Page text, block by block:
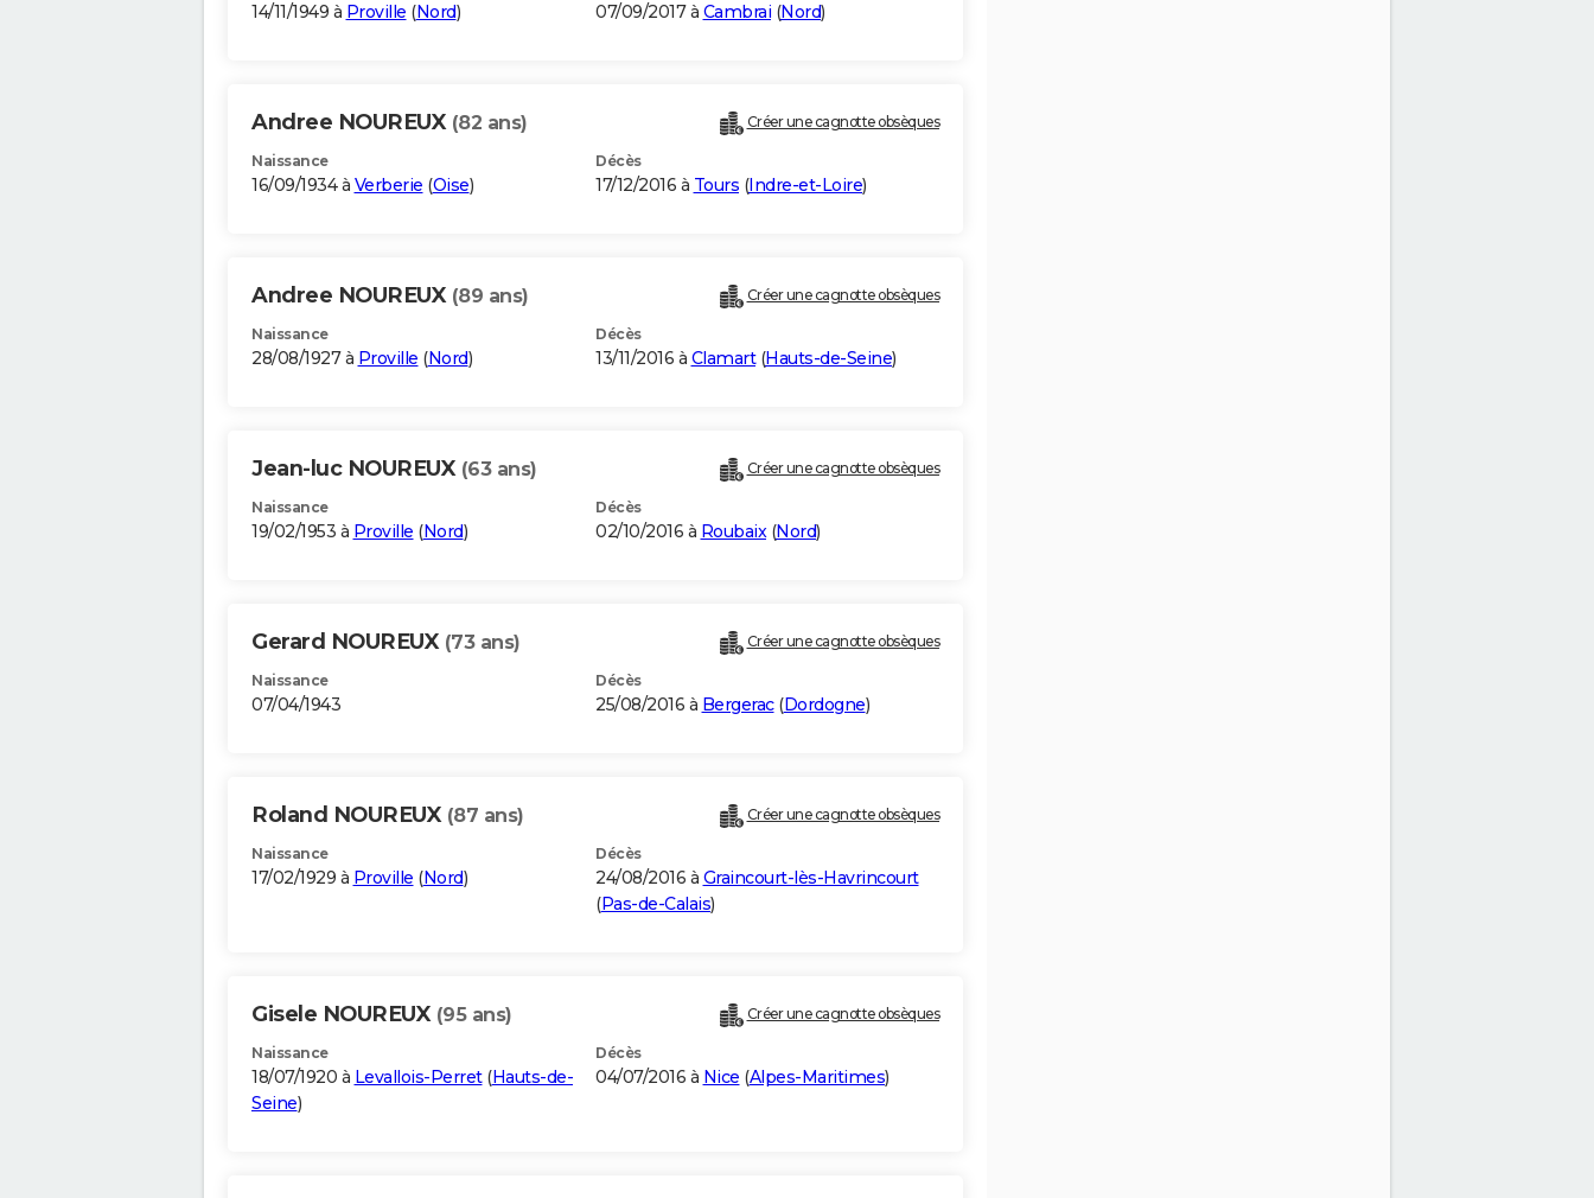
14/11/1949 à Proville (Nord) 07/09/2017 à Cambrai (Nord)
Andree NOUREUX (82 ans) Créer une cagnotte obsèques
Naissance
16/09/1934 à Verberie (Oise)
Décès
17/12/2016 à Tours (Indre-et-Loire)
Andree NOUREUX (89 ans) Créer une cagnotte obsèques
Naissance
28/08/1927 à Proville (Nord)
Décès
13/11/2016 à Clamart(Hauts-de-Seine)
Jean-luc NOUREUX (63 ans) Créer une cagnotte obsèques
Naissance
19/02/1953 à Proville (Nord)
Décès
02/10/2016 à Roubaix(Nord)
Gerard NOUREUX (73 ans) Créer une cagnotte obsèques
Naissance
07/04/1943
Décès
25/08/2016 à Bergerac(Dordogne)
Roland NOUREUX (87 ans) Créer une cagnotte obsèques
Naissance
17/02/1929 à Proville (Nord)
Décès
24/08/2016 à Graincourt-lès-Havrincourt
(Pas-de-Calais)
Gisele NOUREUX (95 ans) Créer une cagnotte obsèques
Naissance
18/07/1920 à Levallois-Perret(Hauts-de-
Seine)
Décès
04/07/2016 à Nice (Alpes-Maritimes)